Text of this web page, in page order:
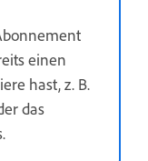
einen
hast, z. B.
das